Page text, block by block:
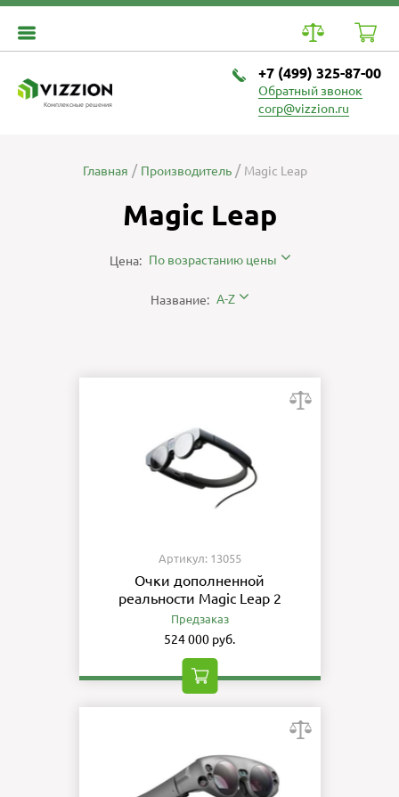
Комплексные решения
+7 (499) 325-87-00
Обратный звонок
corp@vizzion.ru
Главная Производитель Magic Leap
Magic Leap
Цена: По возрастанию цены
Название: A-Z
Артикул: 13055
Очки дополненной
реальности Magic Leap 2
Предзаказ
524 000 руб.